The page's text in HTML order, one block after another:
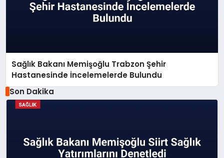
Sağlık Bakanı Memişoğlu Trabzon Şehir
Hastanesinde İncelemelerde Bulundu
Son Dakika